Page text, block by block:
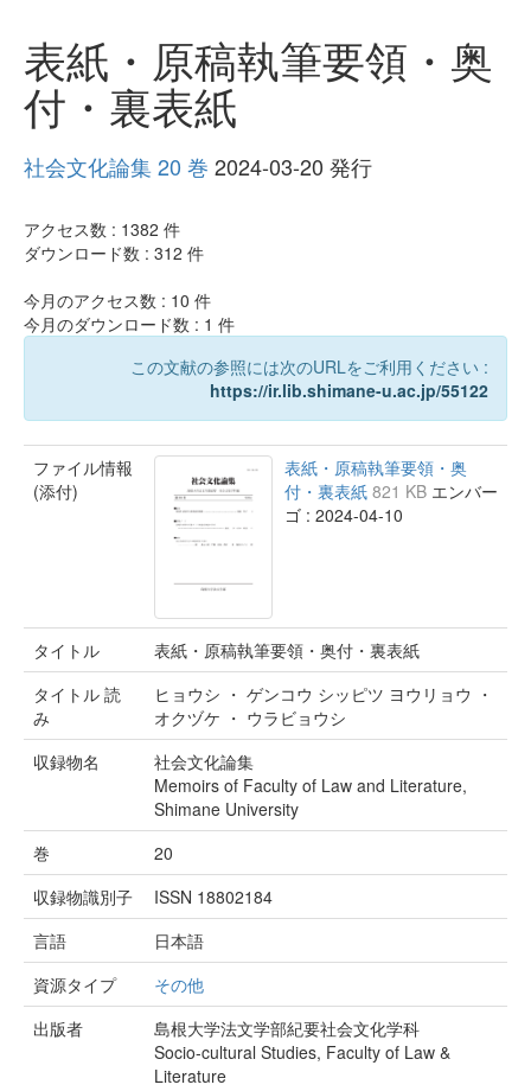
表紙・原稿執筆要領・奥
付・裏表紙
社会文化論集 20 巻 2024-03-20 発行
アクセス数 : 1382 件
ダウンロード数 : 312 件
今月のアクセス数 : 10 件
今月のダウンロード数 : 1 件
この文献の参照には次のURLをご利用ください :
https://ir.lib.shimane-u.ac.jp/55122
ファイル情報
(添付)
表紙・原稿執筆要領・奥
付・裏表紙 821 KB エンバー
ゴ : 2024-04-10
タイトル
表紙・原稿執筆要領・奥付・裏表紙
タイトル 読
み
ヒョウシ ・ ゲンコウ シッピツ ヨウリョウ ・
オクヅケ ・ ウラビョウシ
収録物名
社会文化論集
Memoirs of Faculty of Law and Literature,
Shimane University
巻
20
収録物識別子
ISSN 18802184
言語
日本語
資源タイプ
その他
出版者
島根大学法文学部紀要社会文化学科
Socio-cultural Studies, Faculty of Law &
Literature